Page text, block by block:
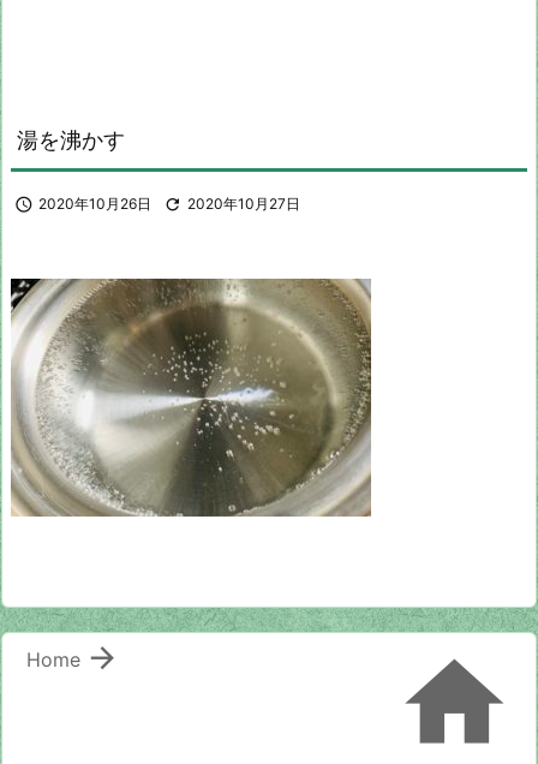
湯を沸かす
 2020年10月26日  2020年10月27日


Home